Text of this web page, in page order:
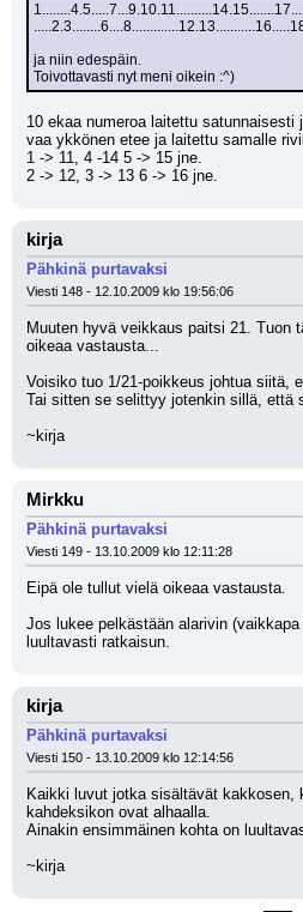
ja niin edespäin.
Toivottavasti nyt meni oikein :^)
10 ekaa numeroa laitettu
vaa ykkönen etee ja laitettu samalle
1 -> 11, 4 -14 5 -> 15 jne.
2 -> 12, 3 -> 13 6 -> 16 jne.
kirja
Pähkinä purtavaksi
Viesti 148 - 12.10.2009 klo 19:56:06
Muuten hyvä veikkaus paitsi 21. Tuon
oikeaa vastausta...
Voisiko tuo 1/21-poikkeus johtua siitä,
Tai sitten se selittyy jotenkin sillä, että
~kirja
Mirkku
Pähkinä purtavaksi
Viesti 149 - 13.10.2009 klo 12:11:28
Eipä ole tullut vielä oikeaa vastausta.
Jos lukee pelkästään alarivin
luultavasti ratkaisun.
kirja
Pähkinä purtavaksi
Viesti 150 - 13.10.2009 klo 12:14:56
Kaikki luvut jotka sisältävät kakkosen,
kahdeksikon ovat alhaalla.
Ainakin ensimmäinen kohta on
~kirja